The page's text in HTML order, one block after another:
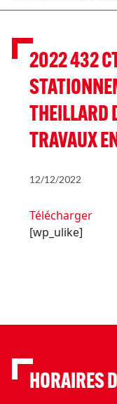
2022 432
THEILLARD
TRAVAUX
12/12/2022
Télécharger
[wp_ulike]
HORAIRES